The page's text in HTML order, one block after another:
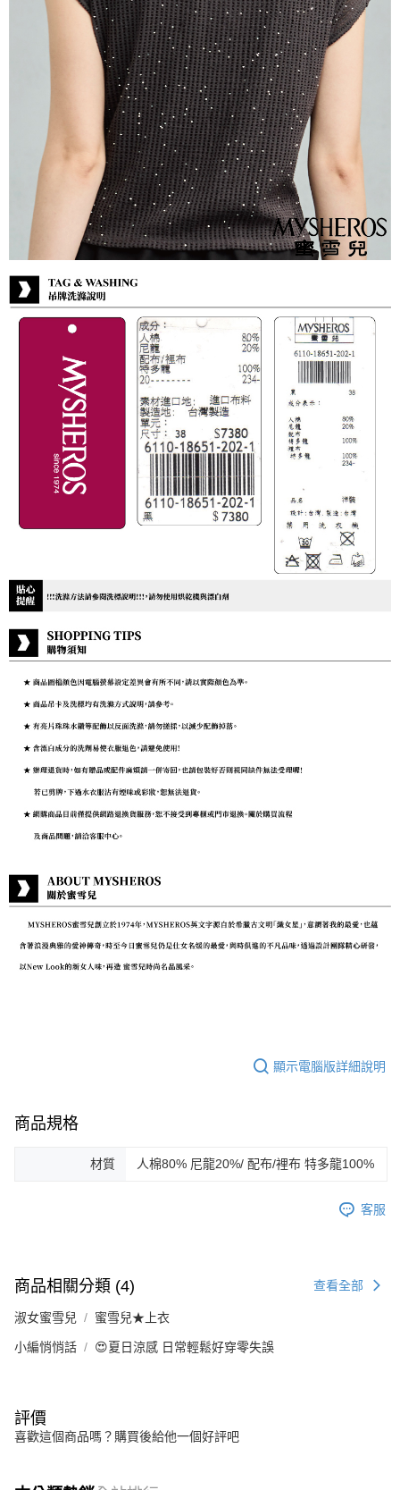
顯示電腦版詳細說明
商品規格
材質 人棉80% 尼龍20%/ 配布/裡布 特多龍100%
客服
商品相關分類 (4) 查看全部
淑女蜜雪兒 蜜雪兒★上衣
小編悄悄話 😍夏日涼感 日常輕鬆好穿零失誤
評價
喜歡這個商品嗎？購買後給他一個好評吧